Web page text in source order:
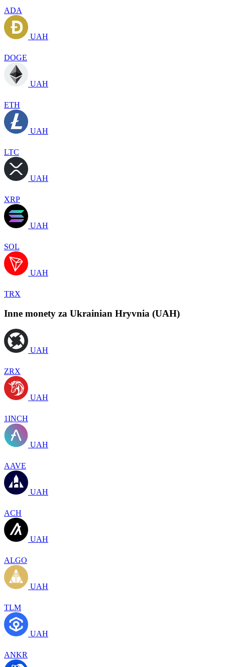
ADA
UAH
DOGE
UAH
ETH
UAH
LTC
UAH
XRP
UAH
SOL
UAH
TRX
Inne monety za Ukrainian Hryvnia (UAH)
UAH
ZRX
UAH
1INCH
UAH
AAVE
UAH
ACH
UAH
ALGO
UAH
TLM
UAH
ANKR